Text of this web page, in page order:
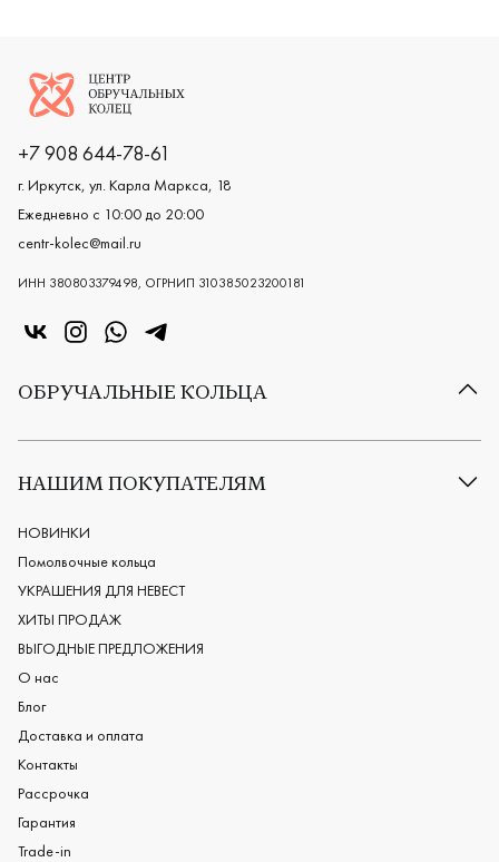
Логотип компании
+7 908 644-78-61
г. Иркутск, ул. Карла Маркса, 18
Ежедневно с 10:00 до 20:00
centr-kolec@mail.ru
ИНН 380803379498, ОГРНИП 310385023200181
«Центр колец» в VK
«Центр колец» в Instagram
«Центр колец» в Whatsapp
«Центр колец» в Telegram
ОБРУЧАЛЬНЫЕ КОЛЬЦА
Все обручальные кольца
Европейские обручальные кольца
Мужские обручальные кольца
Женские обручальные кольца
Обручальные кольца из платины
Дизайнерские обручальные кольца
Черные обручальные кольца
НАШИМ ПОКУПАТЕЛЯМ
НОВИНКИ
Помолвочные кольца
УКРАШЕНИЯ ДЛЯ НЕВЕСТ
ХИТЫ ПРОДАЖ
ВЫГОДНЫЕ ПРЕДЛОЖЕНИЯ
О нас
Блог
Доставка и оплата
Контакты
Рассрочка
Гарантия
Trade-in